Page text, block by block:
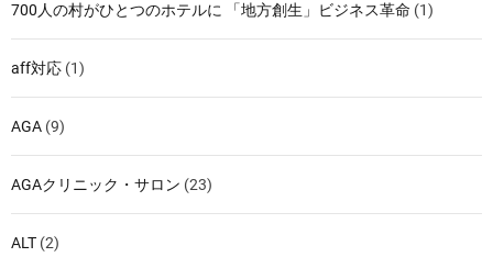
700人の村がひとつのホテルに 「地方創生」ビジネス革命 (1)
aff対応 (1)
AGA (9)
AGAクリニック・サロン (23)
ALT (2)